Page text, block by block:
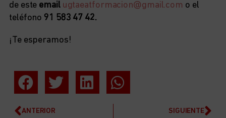
de este email ugtaeatformacion@gmail.com o el
teléfono 91 583 47 42.
¡Te esperamos!
ANTERIOR SIGUIENTE